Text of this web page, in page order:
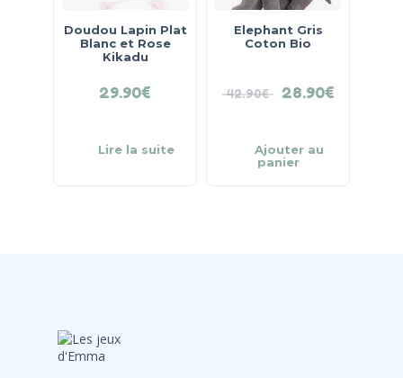
Doudou Lapin Plat
Blanc et Rose
Kikadu
29.90€
Lire la suite
Elephant Gris
Coton Bio
42.90€ 28.90€
Ajouter au
panier